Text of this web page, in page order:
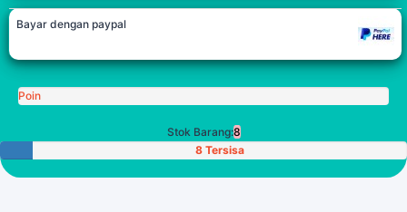
Bayar dengan paypal
Poin
Stok Barang:8
8 Tersisa